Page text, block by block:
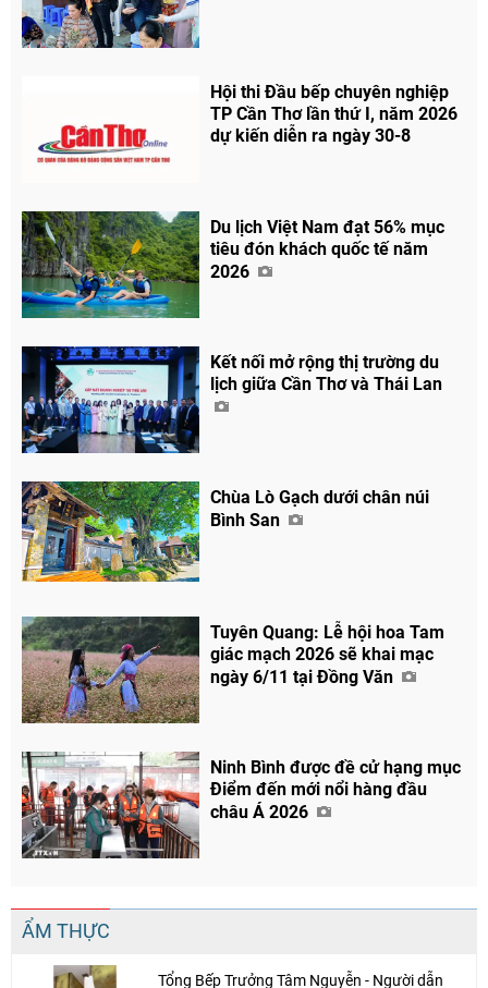
Hội thi Đầu bếp chuyên nghiệp
TP Cần Thơ lần thứ I, năm 2026
dự kiến diễn ra ngày 30-8
Du lịch Việt Nam đạt 56% mục
tiêu đón khách quốc tế năm
2026
Kết nối mở rộng thị trường du
lịch giữa Cần Thơ và Thái Lan
Chùa Lò Gạch dưới chân núi
Bình San
Tuyên Quang: Lễ hội hoa Tam
giác mạch 2026 sẽ khai mạc
ngày 6/11 tại Đồng Văn
Ninh Bình được đề cử hạng mục
Điểm đến mới nổi hàng đầu
châu Á 2026
ẨM THỰC
Tổng Bếp Trưởng Tâm Nguyễn - Người dẫn